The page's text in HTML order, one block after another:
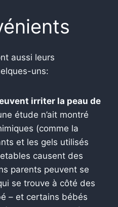
aussi leurs
uns:
irriter la peau de
étude n’ait montré
(comme la
et les gels utilisés
causent des
parents peuvent se
se trouve à côté des
– et certains bébés